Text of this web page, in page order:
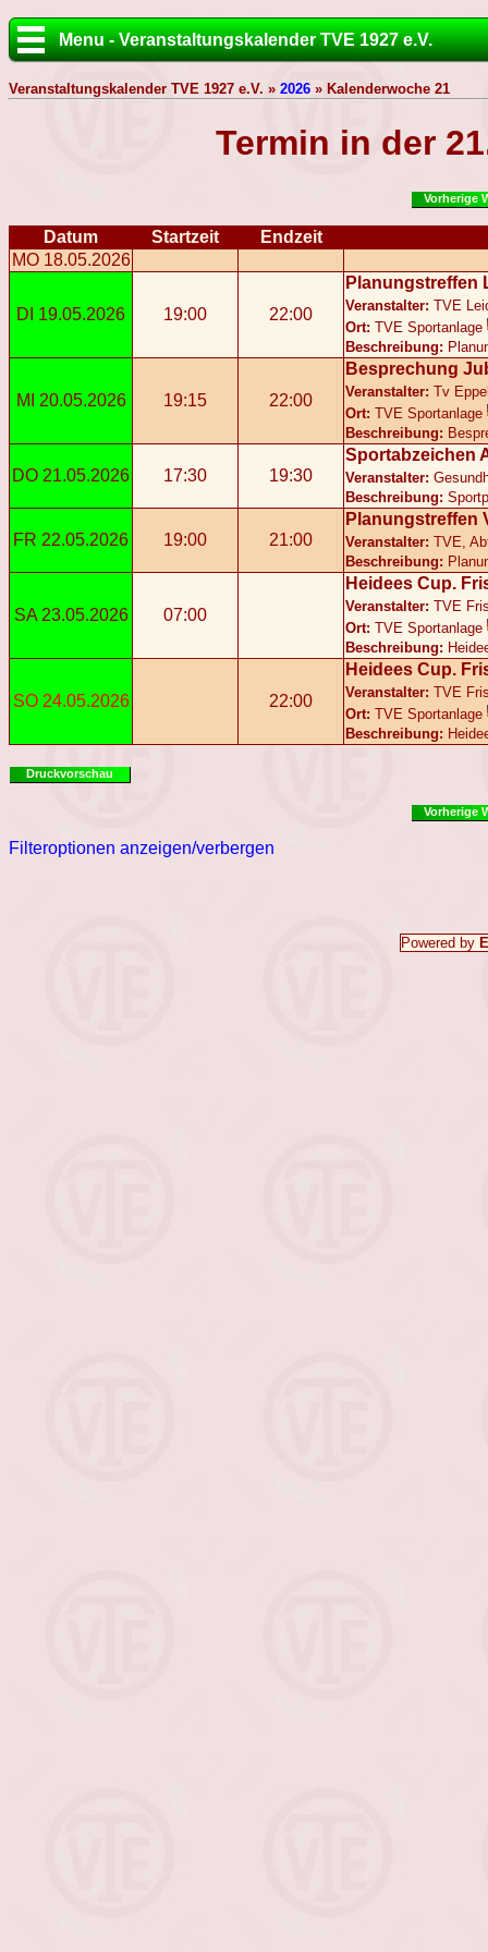
Menu - Veranstaltungskalender TVE 1927 e.V.
Veranstaltungskalender TVE 1927 e.V. » 2026 » Kalenderwoche 21
Termin in der
Vorherige
Datum Startzeit
Endzeit
MO 18.05.2026
DI 19.05.2026 19:00 22:00
Planungstreffen
Veranstalter: TVE
Ort: TVE Sportanlage
Beschreibung:
MI 20.05.2026 19:15 22:00
Besprechung
Veranstalter: Tv
Ort: TVE Sportanlage
Beschreibung:
DO 21.05.2026 17:30 19:30
Sportabzeichen
Veranstalter:
Beschreibung:
FR 22.05.2026 19:00 21:00
Planungstreffen
Veranstalter: TVE,
Beschreibung:
SA 23.05.2026 07:00
Heidees Cup.
Veranstalter: TVE
Ort: TVE Sportanlage
Beschreibung:
SO 24.05.2026 22:00
Heidees Cup.
Veranstalter: TVE
Ort: TVE Sportanlage
Beschreibung:
Druckvorschau
Vorherige
Filteroptionen anzeigen/verbergen
Powered by